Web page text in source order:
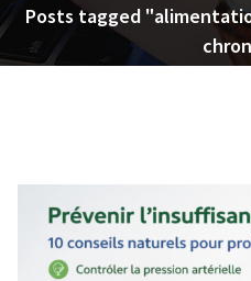
Posts tagged